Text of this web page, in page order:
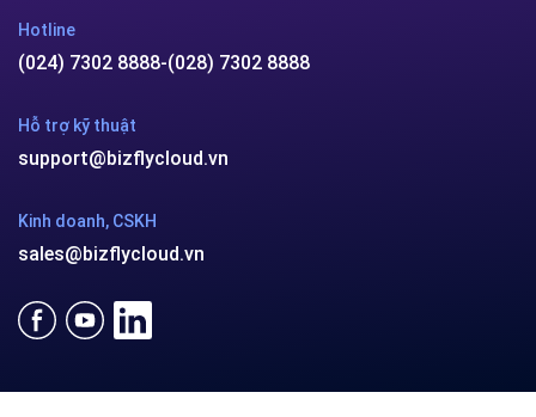
Hotline
(024) 7302 8888-(028) 7302 8888
Hỗ trợ kỹ thuật
support@bizflycloud.vn
Kinh doanh, CSKH
sales@bizflycloud.vn